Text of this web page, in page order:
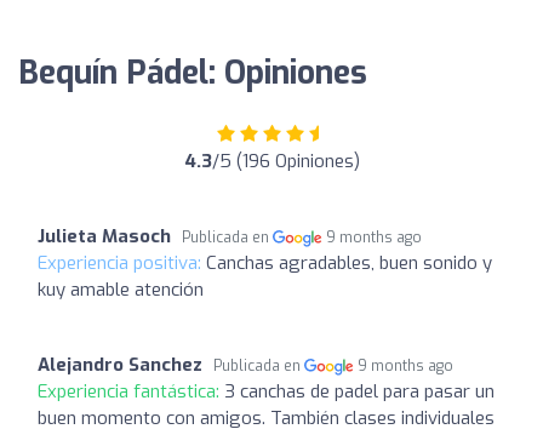
Bequín Pádel: Opiniones
4.3/5 (196 Opiniones)
Julieta Masoch Publicada en 9 months ago
Experiencia positiva: Canchas agradables, buen sonido y
kuy amable atención
Alejandro Sanchez Publicada en 9 months ago
Experiencia fantástica: 3 canchas de padel para pasar un
buen momento con amigos. También clases individuales